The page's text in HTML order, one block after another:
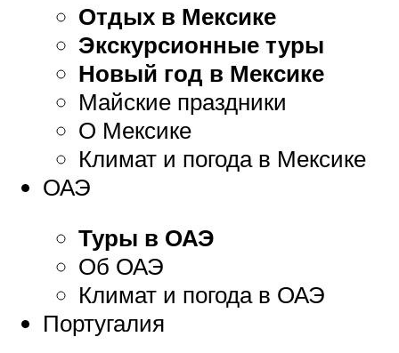
Отдых в Мексике
Экскурсионные туры
Новый год в Мексике
Майские праздники
О Мексике
Климат и погода в Мексике
ОАЭ
Туры в ОАЭ
Об ОАЭ
Климат и погода в ОАЭ
Португалия